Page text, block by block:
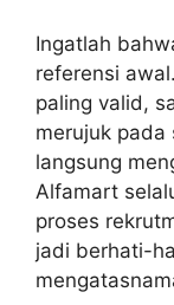
Ingatlah
referensi
paling valid,
merujuk pada
langsung
Alfamart
proses
jadi berhati-